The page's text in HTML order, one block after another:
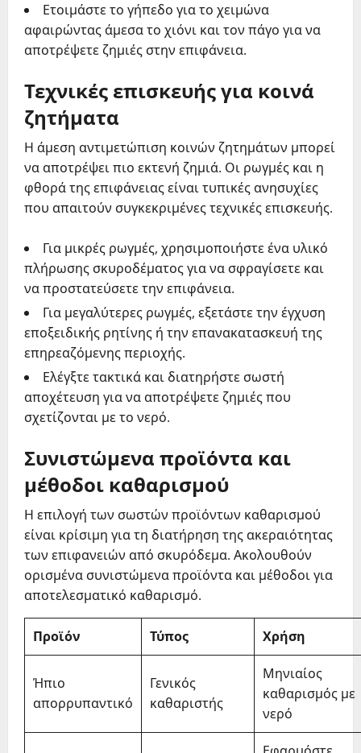
Ετοιμάστε το γήπεδο για το χειμώνα
αφαιρώντας άμεσα το χιόνι και τον πάγο για να
αποτρέψετε ζημιές στην επιφάνεια.
Τεχνικές επισκευής για κοινά
ζητήματα
Η άμεση αντιμετώπιση κοινών ζητημάτων μπορεί
να αποτρέψει πιο εκτενή ζημιά. Οι ρωγμές και η
φθορά της επιφάνειας είναι τυπικές ανησυχίες
που απαιτούν συγκεκριμένες τεχνικές επισκευής.
Για μικρές ρωγμές, χρησιμοποιήστε ένα υλικό
πλήρωσης σκυροδέματος για να σφραγίσετε και
να προστατεύσετε την επιφάνεια.
Για μεγαλύτερες ρωγμές, εξετάστε την έγχυση
εποξειδικής ρητίνης ή την επανακατασκευή της
επηρεαζόμενης περιοχής.
Ελέγξτε τακτικά και διατηρήστε σωστή
αποχέτευση για να αποτρέψετε ζημιές που
σχετίζονται με το νερό.
Συνιστώμενα προϊόντα και
μέθοδοι καθαρισμού
Η επιλογή των σωστών προϊόντων καθαρισμού
είναι κρίσιμη για τη διατήρηση της ακεραιότητας
των επιφανειών από σκυρόδεμα. Ακολουθούν
ορισμένα συνιστώμενα προϊόντα και μέθοδοι για
αποτελεσματικό καθαρισμό.
Προϊόν Τύπος Χρήση
Ήπιο
απορρυπαντικό
Γενικός
καθαριστής
Μηνιαίος
καθαρισμός με
νερό